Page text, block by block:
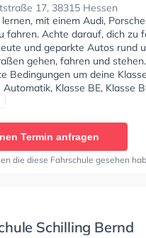
17, 38315 Hessen
mit einem Audi,
fahren. Achte darauf, dich zu
und geparkte Autos rund
gehen, fahren und
Bedingungen um deine
Automatik, Klasse BE, Klasse
A2 und Mofa -
Termin anfragen
die diese Fahrschule gesehen
Schilling Bernd